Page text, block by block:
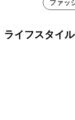
ファッ
ライフスタイ